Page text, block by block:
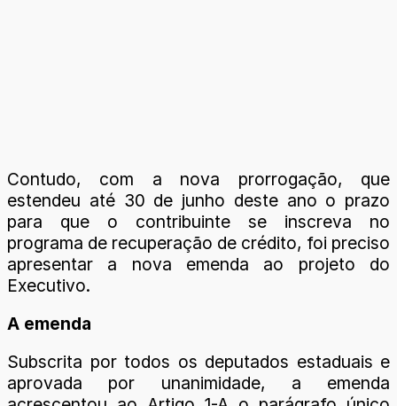
Contudo, com a nova prorrogação, que
estendeu até 30 de junho deste ano o prazo
para que o contribuinte se inscreva no
programa de recuperação de crédito, foi preciso
apresentar a nova emenda ao projeto do
Executivo.
A emenda
Subscrita por todos os deputados estaduais e
aprovada por unanimidade, a emenda